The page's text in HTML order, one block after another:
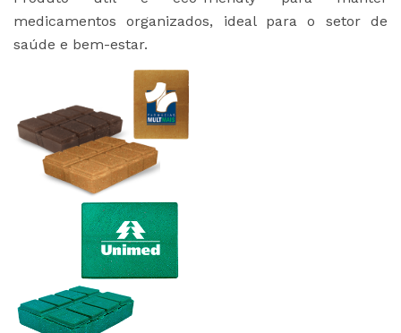
medicamentos organizados, ideal para o setor de
saúde e bem-estar.